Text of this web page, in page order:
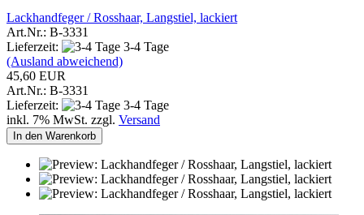
Lackhandfeger / Rosshaar, Langstiel, lackiert
Art.Nr.: B-3331
Lieferzeit:
3-4 Tage
(Ausland abweichend)
45,60 EUR
Art.Nr.: B-3331
Lieferzeit:
3-4 Tage
inkl. 7% MwSt. zzgl. Versand
In den Warenkorb